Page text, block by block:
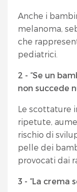
Anche i
melanoma,
che
pediatrici.
2 - “Se un
non succede
Le scottature
ripetute,
rischio di
pelle dei
provocati dai
3 - “La crema